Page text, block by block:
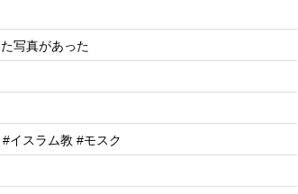
写真があった
イスラム教 #モスク